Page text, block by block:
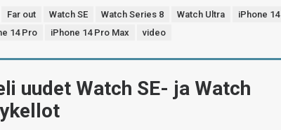
Far out Watch SE Watch Series 8 Watch Ultra
iPhone 14
14 Pro iPhone 14 Pro Max video
uudet Watch SE- ja Watch